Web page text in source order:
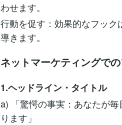
わせます。
行動を促す：効果的なフック
導きます。
ネットマーケティングで
1.ヘッドライン・タイトル
a) 「驚愕の事実：あなたが
ります」